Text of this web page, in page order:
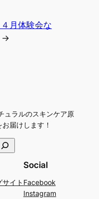
４月体験会な
→
ュラルのスキンケア原
届けします！
イト
Social
Facebook
Instagram